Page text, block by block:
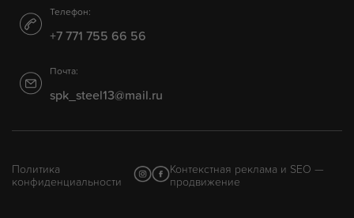
Телефон:
+7 771 755 66 56
Почта:
spk_steel13@mail.ru
Политика
конфиденциальности
Контекстная реклама и SEO —
продвижение